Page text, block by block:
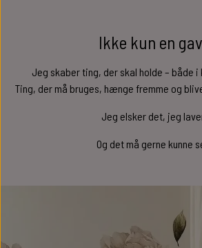
Ikke kun en
Jeg skaber ting, der skal holde – både
Ting, der må bruges, hænge fremme og
Jeg elsker det, jeg
Og det må gerne kunne